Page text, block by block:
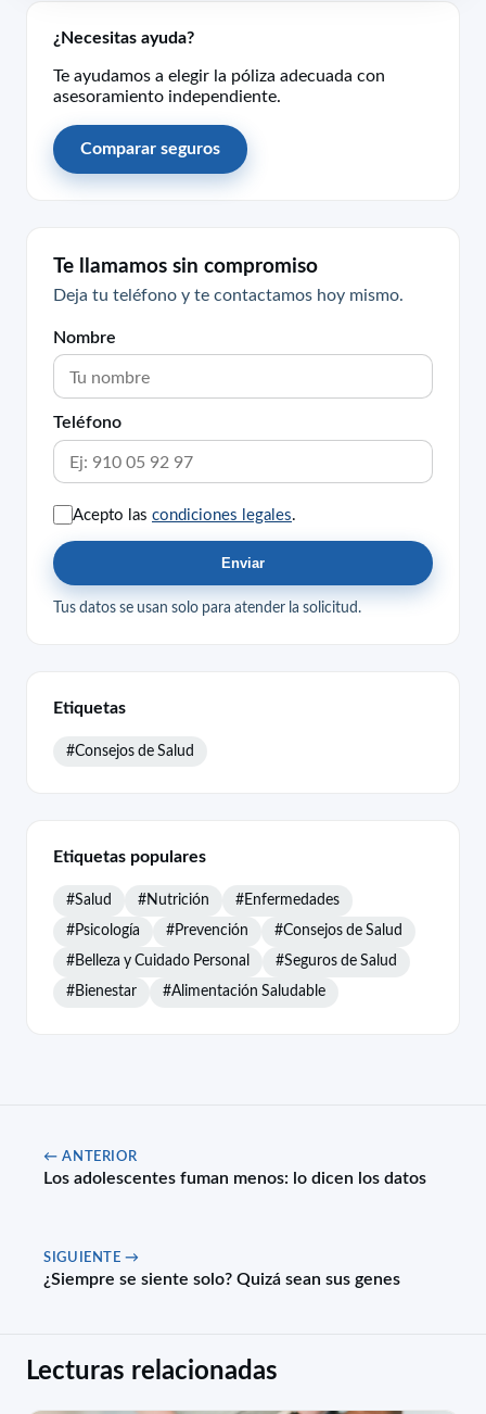
¿Necesitas ayuda?
Te ayudamos a elegir la póliza adecuada con
asesoramiento independiente.
Comparar seguros
Te llamamos sin compromiso
Deja tu teléfono y te contactamos hoy mismo.
Nombre
Teléfono
Acepto las condiciones legales
Enviar
Tus datos se usan solo para atender la solicitud.
Etiquetas
#Consejos de Salud
Etiquetas populares
#Salud #Nutrición #Enfermedades
#Psicología #Prevención #Consejos de Salud
#Belleza y Cuidado Personal #Seguros de Salud
#Bienestar #Alimentación Saludable
← ANTERIOR
Los adolescentes fuman menos: lo dicen los datos
SIGUIENTE →
¿Siempre se siente solo? Quizá sean sus genes
Lecturas relacionadas